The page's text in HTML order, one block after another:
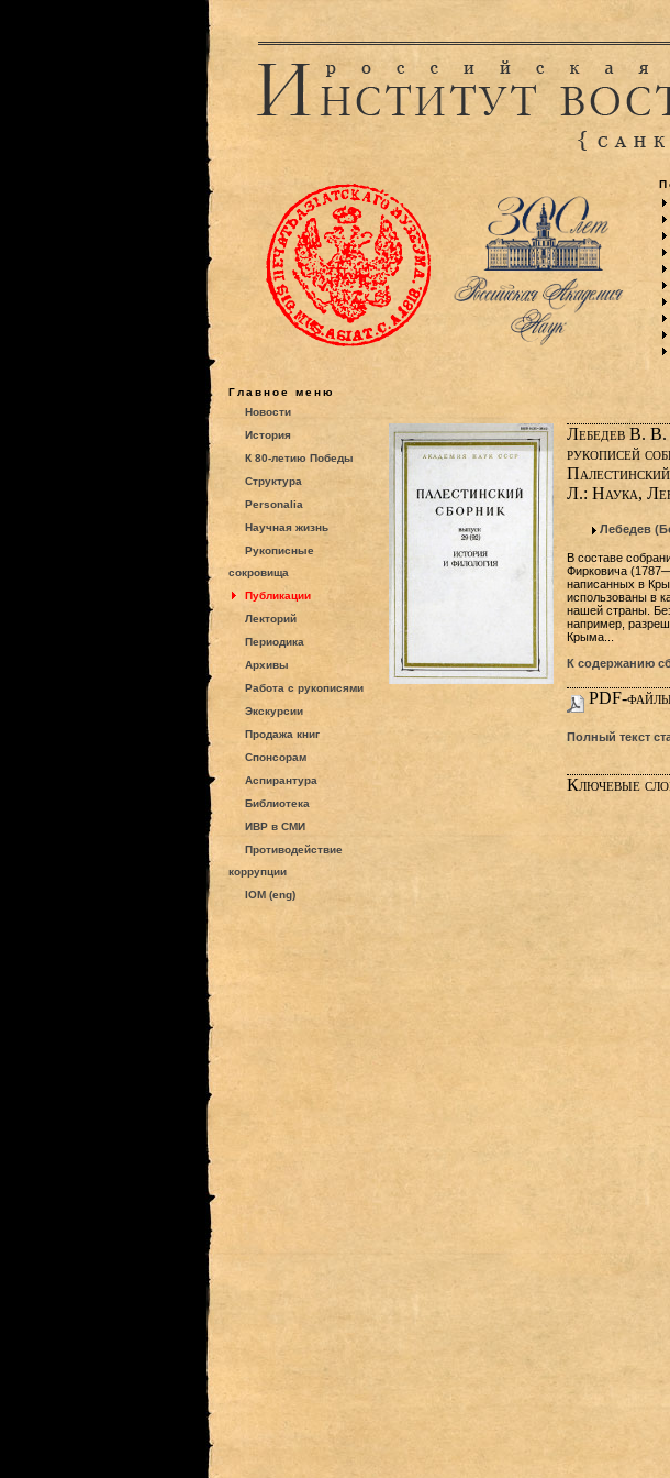
Главное меню
Новости
История
К 80-летию Победы
Структура
Personalia
Научная жизнь
Рукописные
сокровища
Публикации
Лекторий
Периодика
Архивы
Работа с рукописями
Экскурсии
Продажа книг
Спонсорам
Аспирантура
Библиотека
ИВР в СМИ
Противодействие
коррупции
IOM (eng)
Лебедев В. В.
рукописей
Л.: Наука,
Лебедев
В составе
Фирковича
написанных в
использованы в
нашей страны.
например,
Крыма...
К содержанию
PDF-файлы
Полный текст
Ключевые